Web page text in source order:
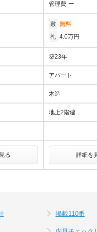
管理費 ー
敷 無料
礼 4.0万円
築23年
アパート
木造
地上2階建
る 詳細を
掲載110番